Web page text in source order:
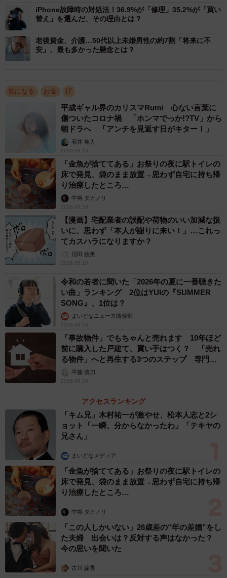
携帯電話の支払いができず、通信が止まりそうになった際
に「誰かに相談できなかった」という人に理由を尋ねたと
ころ、「恥ずかしくて言えなかったから」が170名と最も多
くなりました。「どうしていいか分からずパニック（思考
停止）になったから」と回答した人も126名にのぼりまし
た。
具体的には、「どこを押せば解約できるのか分からず、た
らい回しにされるうちにパニックになり、そのまま放置す
るしかなくなった」「支払いが遅れている焦りと、画面の
複雑さで頭が真っ白になった」などの声がありました。
回答者の年齢層分布。（提供画像）
回答者の年齢層を見ると、50代が224名で最多でした。次
に60代が105名となり、Web画面の複雑さによって手続き
に困ったという人は、中高年層に集中していることが分か
ります。
オンライン化にはメリットもある半面、特定の層に対して
iPhone故障時の対処法！36.9%が「修理」35.2%が「買い
替え」を選んだ、その理由とは？
老後資金、介護…50代以上未婚男性の約7割「将来に不
安」、最も多かった懸念とは？
気になる お金 IT
平成ギャル界のカリスマRumi 心ない言葉に
傷ついたコロナ禍 「ホンマでっか!?TV」から
朝ドラへ 「アンチを見返す日がキター！」
石井 隼人
2026.08.10
「金魚が捨ててある」お祭りの夜に駅トイレの
床で発見、袋のまま放置→思わず自宅に持ち帰
り治療したところ…
中将 タカノリ
2026.08.10
【漫画】宅配業者の誤配や荷物のいい加減な扱
いに、思わず「本人が謝りに来い！」…これっ
てカスハラになりますか？
沼田 絵美
2026.08.10
令和の若者に聞いた「2026年の夏に一番聴きた
い曲」ランキング 2位はYUIの『SUMMER
SONG』、1位は？
まいどなニュース情報部
2026.08.10
「事故物件」でもちゃんと売れます 10年ほど
前に購入した戸建て、買い手はつく？ 「売れ
る物件」へと再生する3つのステップ 専門家
が解説平藤 清刀
2026.08.10
アクセスランキング
「キム兄」木村祐一が激やせ、松本人志と2シ
ョット「一瞬、分からなかったわ」「テキヤの
兄さん」
まいどなメディア
「金魚が捨ててある」お祭りの夜に駅トイレの
床で発見、袋のまま放置→思わず自宅に持ち帰
り治療したところ…
中将 タカノリ
「この人しかいない」26歳差の“年の差婚”をし
た夫婦 出会いは？反対する声はなかった？
今の思いを聞いた
古川 諭香